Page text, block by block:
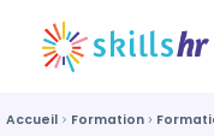
Accueil Formation